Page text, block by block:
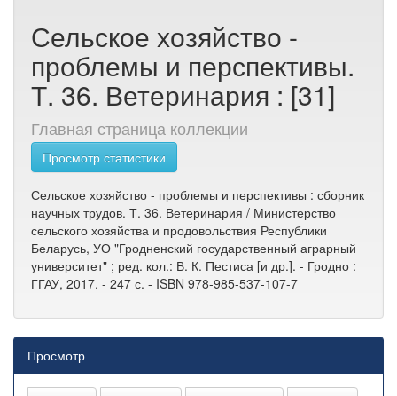
Сельское хозяйство -
проблемы и перспективы.
Т. 36. Ветеринария : [31]
Главная страница коллекции
Просмотр статистики
Сельское хозяйство - проблемы и перспективы : сборник
научных трудов. Т. 36. Ветеринария / Министерство
сельского хозяйства и продовольствия Республики
Беларусь, УО "Гродненский государственный аграрный
университет" ; ред. кол.: В. К. Пестиса [и др.]. - Гродно :
ГГАУ, 2017. - 247 с. - ISBN 978-985-537-107-7
Просмотр